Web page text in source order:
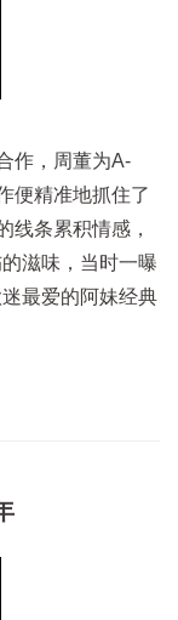
作，周董为A-
便精准地抓住了
线条累积情感，
滋味，当时一曝
最爱的阿妹经典